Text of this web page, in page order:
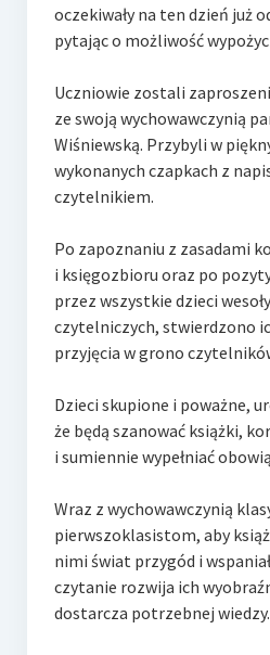
oczekiwały na ten dzień już
pytając o możliwość
Uczniowie zostali
ze swoją wychowawczynią
Wiśniewską. Przybyli w
wykonanych czapkach z
czytelnikiem.
Po zapoznaniu z zasadami
i księgozbioru oraz po
przez wszystkie dzieci
czytelniczych, stwierdzono
przyjęcia w grono
Dzieci skupione i poważne,
że będą szanować książki,
i sumiennie wypełniać
Wraz z wychowawczynią
pierwszoklasistom, aby
nimi świat przygód i
czytanie rozwija ich
dostarcza potrzebnej wiedzy.